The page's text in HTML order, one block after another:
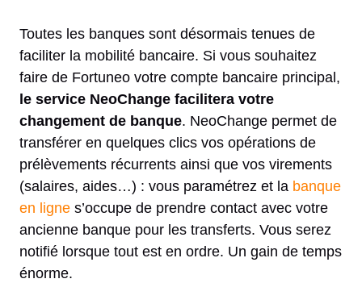
Toutes les banques sont désormais tenues de
faciliter la mobilité bancaire. Si vous souhaitez
faire de Fortuneo votre compte bancaire principal,
le service NeoChange facilitera votre
changement de banque. NeoChange permet de
transférer en quelques clics vos opérations de
prélèvements récurrents ainsi que vos virements
(salaires, aides…) : vous paramétrez et la banque
en ligne s’occupe de prendre contact avec votre
ancienne banque pour les transferts. Vous serez
notifié lorsque tout est en ordre. Un gain de temps
énorme.